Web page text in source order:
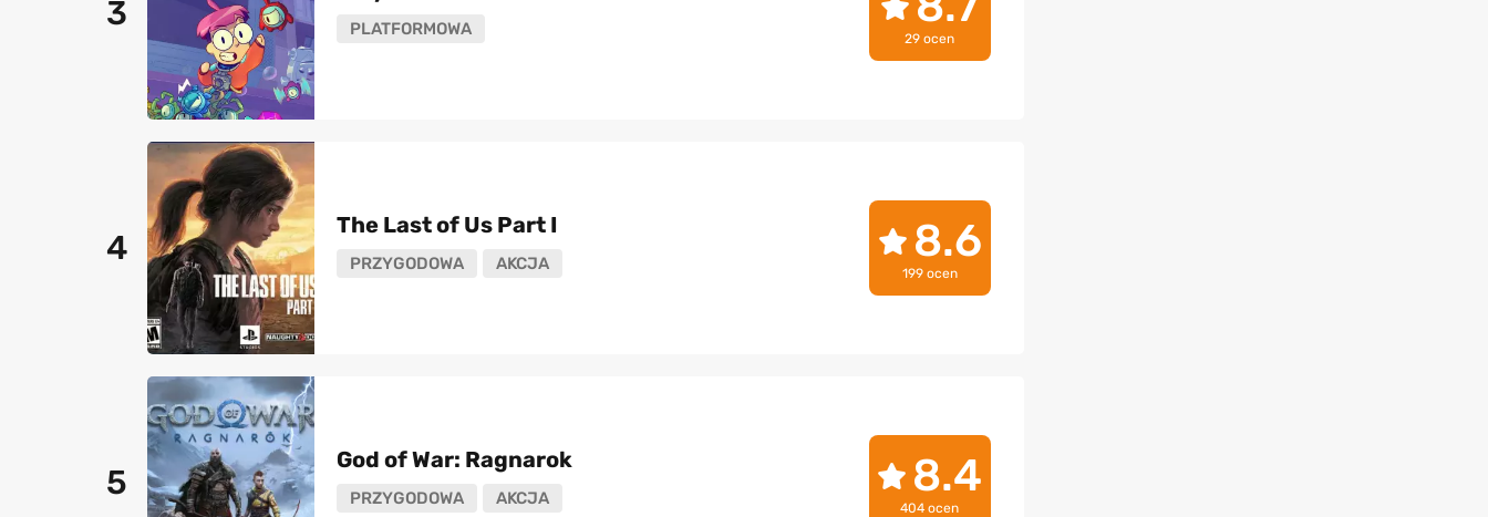
3 PLATFORMOWA 29 ocen
4
The Last of Us Part I
PRZYGODOWA AKCJA 8.6
199 ocen
5
God of War: Ragnarok
PRZYGODOWA AKCJA 8.4
404 ocen